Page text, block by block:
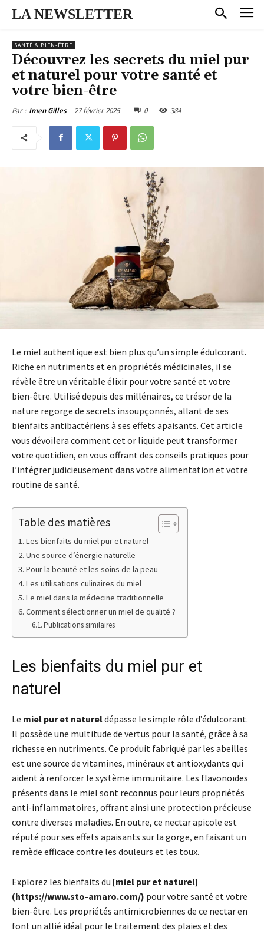
LA NEWSLETTER
SANTÉ & BIEN-ÊTRE
Découvrez les secrets du miel pur
et naturel pour votre santé et
votre bien-être
Par : Imen Gilles 27 février 2025 0 384
Le miel authentique est bien plus qu’un simple édulcorant.
Riche en nutriments et en propriétés médicinales, il se
révèle être un véritable élixir pour votre santé et votre
bien-être. Utilisé depuis des millénaires, ce trésor de la
nature regorge de secrets insoupçonnés, allant de ses
bienfaits antibactériens à ses effets apaisants. Cet article
vous dévoilera comment cet or liquide peut transformer
votre quotidien, en vous offrant des conseils pratiques pour
l’intégrer judicieusement dans votre alimentation et votre
routine de santé.
Table des matières
Les bienfaits du miel pur et naturel
Une source d’énergie naturelle
Pour la beauté et les soins de la peau
Les utilisations culinaires du miel
Le miel dans la médecine traditionnelle
Comment sélectionner un miel de qualité ?
Publications similaires
Les bienfaits du miel pur et
naturel
Le miel pur et natureldépasse le simple rôle d’édulcorant.
Il possède une multitude de vertus pour la santé, grâce à sa
richesse en nutriments. Ce produit fabriqué par les abeilles
est une source de vitamines, minéraux et antioxydants qui
aident à renforcer le système immunitaire. Les flavonoïdes
présents dans le miel sont reconnus pour leurs propriétés
anti-inflammatoires, offrant ainsi une protection précieuse
contre diverses maladies. En outre, ce nectar apicole est
réputé pour ses effets apaisants sur la gorge, en faisant un
remède efficace contre les douleurs et les toux.
Explorez les bienfaits du [miel pur et naturel]
(https://www.sto-amaro.com/) pour votre santé et votre
bien-être. Les propriétés antimicrobiennes de ce nectar en
font un allié idéal pour le traitement des plaies et des